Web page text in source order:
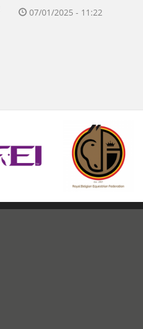
07/01/2025 - 11:22